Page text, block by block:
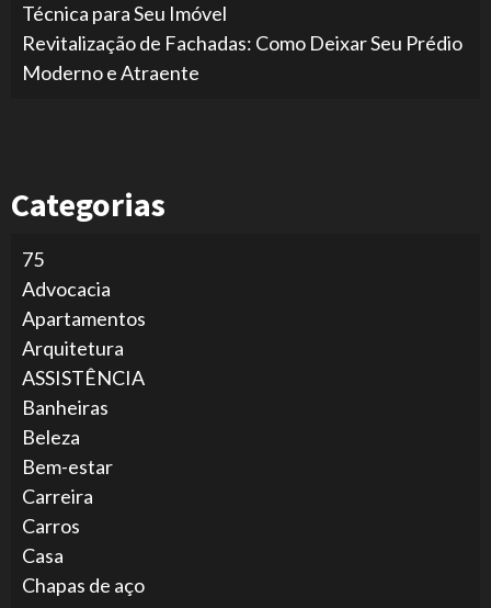
Técnica para Seu Imóvel
Revitalização de Fachadas: Como Deixar Seu Prédio
Moderno e Atraente
Categorias
75
Advocacia
Apartamentos
Arquitetura
ASSISTÊNCIA
Banheiras
Beleza
Bem-estar
Carreira
Carros
Casa
Chapas de aço